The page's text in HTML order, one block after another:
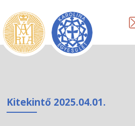
Kitekintő 2025.04.01.